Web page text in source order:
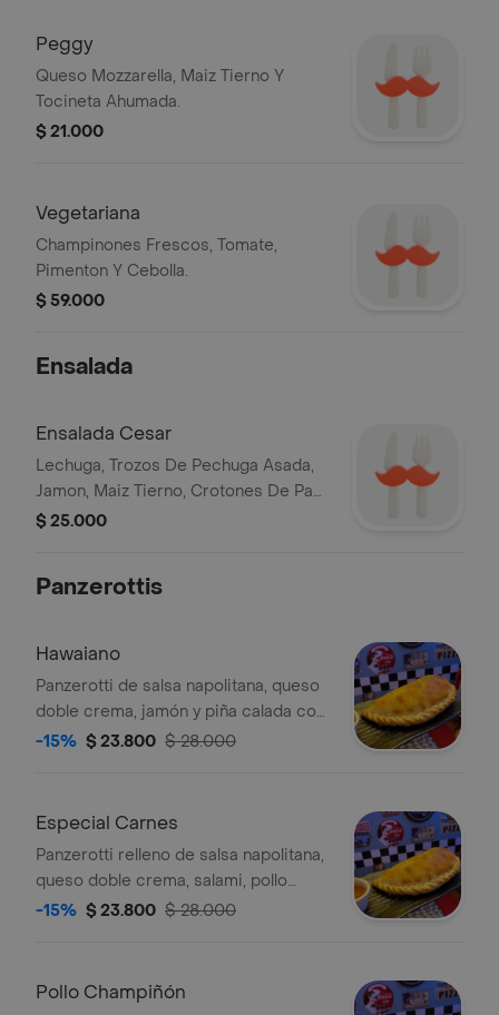
Peggy
Queso Mozzarella, Maiz Tierno Y
Tocineta Ahumada.
$ 21.000
Vegetariana
Champinones Frescos, Tomate,
Pimenton Y Cebolla.
$ 59.000
Ensalada
Ensalada Cesar
Lechuga, Trozos De Pechuga Asada,
Jamon, Maiz Tierno, Crotones De Pan,
Tocineta, Aderezo Cesar Y Queso
$ 25.000
Panzerottis
Hawaiano
Panzerotti de salsa napolitana, queso
doble crema, jamón y piña calada con
panela.
-15% $ 23.800 $ 28.000
Especial Carnes
Panzerotti relleno de salsa napolitana,
queso doble crema, salami, pollo
horneado, jamón y cabano.
-15% $ 23.800 $ 28.000
Pollo Champiñón